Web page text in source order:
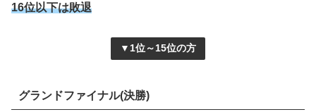
16位以下は敗退
▼1位～15位の方
グランドファイナル(決勝)